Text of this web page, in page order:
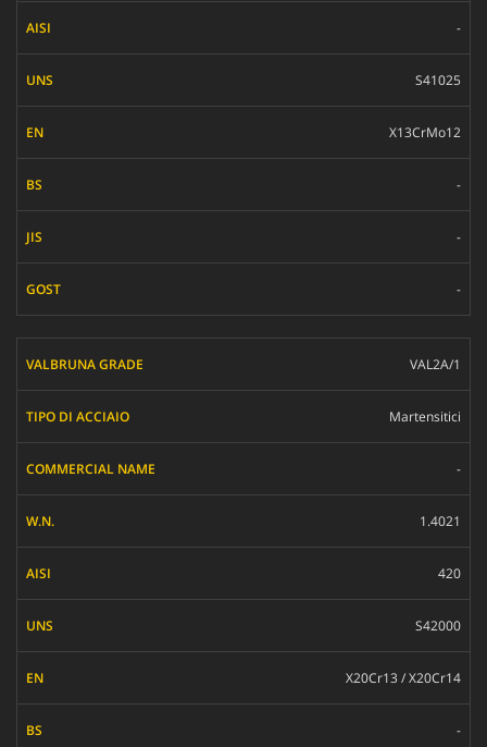
-
S41025
X13CrMo12
-
-
-
VAL2A/1
Martensitici
-
1.4021
420
S42000
X20Cr13 / X20Cr14
-